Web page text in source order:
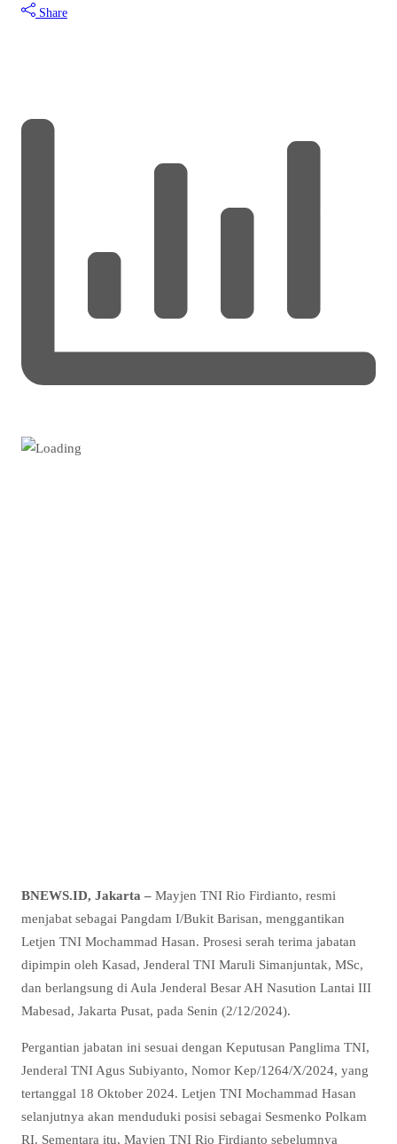
Share
BNEWS.ID, Jakarta – Mayjen TNI Rio Firdianto, resmi
menjabat sebagai Pangdam I/Bukit Barisan, menggantikan
Letjen TNI Mochammad Hasan. Prosesi serah terima jabatan
dipimpin oleh Kasad, Jenderal TNI Maruli Simanjuntak, MSc,
dan berlangsung di Aula Jenderal Besar AH Nasution Lantai III
Mabesad, Jakarta Pusat, pada Senin (2/12/2024).
Pergantian jabatan ini sesuai dengan Keputusan Panglima TNI,
Jenderal TNI Agus Subiyanto, Nomor Kep/1264/X/2024, yang
tertanggal 18 Oktober 2024. Letjen TNI Mochammad Hasan
selanjutnya akan menduduki posisi sebagai Sesmenko Polkam
RI. Sementara itu, Mayjen TNI Rio Firdianto sebelumnya